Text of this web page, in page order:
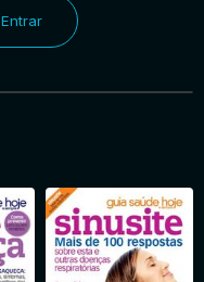
Entrar